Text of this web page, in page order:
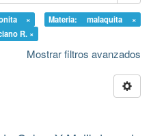
×
Materia: malaquita ×
R. ×
Mostrar filtros avanzados